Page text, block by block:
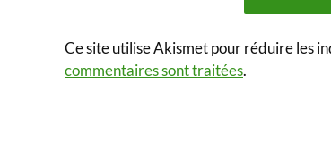
Ce site utilise Akismet pour réduire les
commentaires sont traitées.